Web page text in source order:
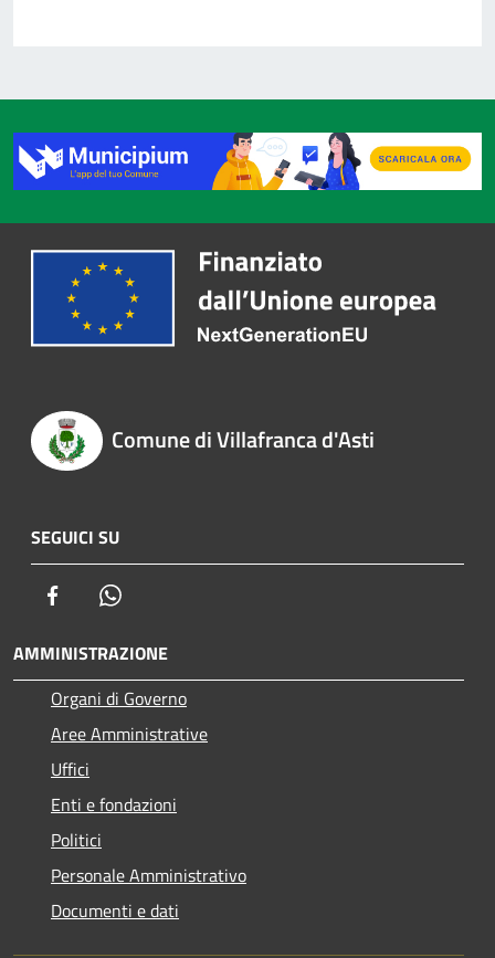
Comune di Villafranca d'Asti
SEGUICI SU
Facebook
AMMINISTRAZIONE
Organi di Governo
Aree Amministrative
Uffici
Enti e fondazioni
Politici
Personale Amministrativo
Documenti e dati